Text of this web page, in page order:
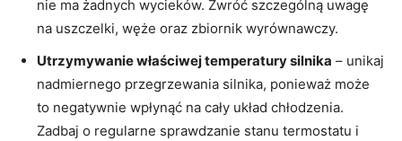
nie ⁢ma żadnych wycieków. Zwróć szczególną uwagę​
na uszczelki, węże oraz zbiornik wyrównawczy.
Utrzymywanie⁤ właściwej temperatury silnika – ⁣unikaj
‌nadmiernego przegrzewania silnika, ponieważ może
to negatywnie wpłynąć na cały układ⁤ chłodzenia.⁤
Zadbaj o ‌regularne sprawdzanie stanu ⁢termostatu i